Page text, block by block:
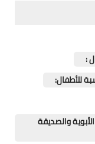
:
والصديقة